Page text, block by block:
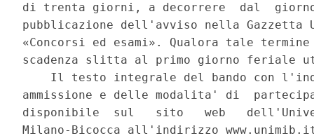
di trenta giorni, a decorrere  dal
pubblicazione dell'avviso nella
«Concorsi ed esami». Qualora tale
scadenza slitta al primo giorno feriale
Il testo integrale del bando con
ammissione e delle modalita' di
disponibile  sul   sito   web
Milano-Bicocca all'indirizzo